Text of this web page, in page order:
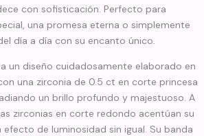
con sofisticación. Perfecto para
una promesa eterna o simplemente
día a día con su encanto único.
un diseño cuidadosamente elaborado en
una zirconia de 0.5 ct en corte princesa
un brillo profundo y majestuoso. A
zirconias en corte redondo acentúan su
de luminosidad sin igual. Su banda